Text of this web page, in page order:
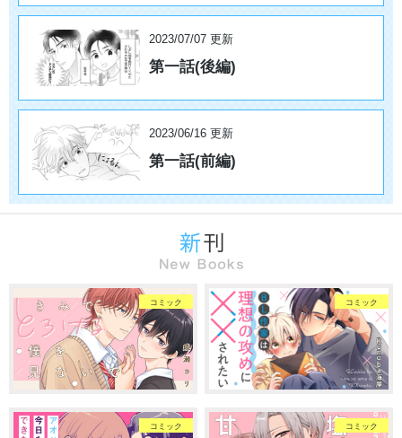
2023/07/07 更新
第一話(後編)
2023/06/16 更新
第一話(前編)
コミック コミック
コミック コミック